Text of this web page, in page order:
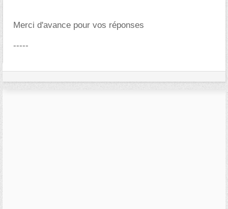
Merci d'avance pour vos réponses
-----